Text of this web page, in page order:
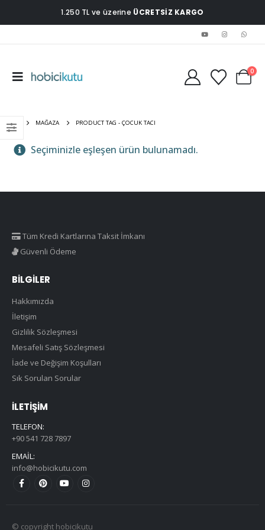
1.250 TL ve üzerine ÜCRETSİZ KARGO
0
EV MAĞAZA PRODUCT TAG - ÇOCUK TACI
Seçiminizle eşleşen ürün bulunamadı.
Tüm Kredi Kartlarına Taksit İmkanı
Güvenli Ödeme
BILGILER
Hakkımızda
İletişim
Gizlilik Sözleşmesi
Mesafeli Satış Sözleşmesi
İade ve Değişim Koşulları
Sık Sorulan Sorular
İLETIŞIM
TELEFON:
+90 541 728 7897
EMAIL:
info@hobicikutu.com
© copyright hobicikutu